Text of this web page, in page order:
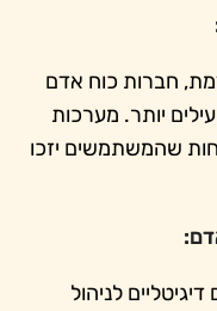
חברות כוח אדם
יותר. מערכות
שהמשתמשים יזכו
לניהול